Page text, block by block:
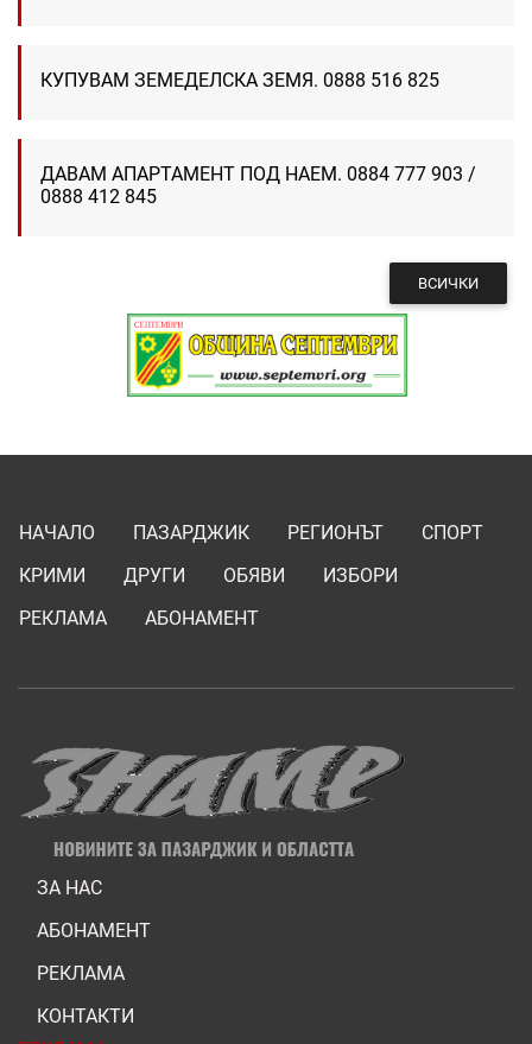
КУПУВАМ ЗЕМЕДЕЛСКА ЗЕМЯ. 0888 516 825
ДАВАМ АПАРТАМЕНТ ПОД НАЕМ. 0884 777 903 /
0888 412 845
ВСИЧКИ
НАЧАЛО ПАЗАРДЖИК РЕГИОНЪТ
СПОРТ
КРИМИ
ДРУГИ ОБЯВИ
ИЗБОРИ
РЕКЛАМА
АБОНАМЕНТ
ЗА НАС
АБОНАМЕНТ
РЕКЛАМА
КОНТАКТИ